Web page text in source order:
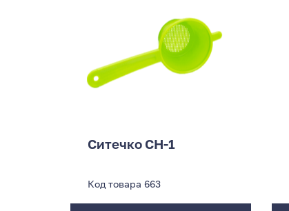
Ситечко СН-1
Код товара 663